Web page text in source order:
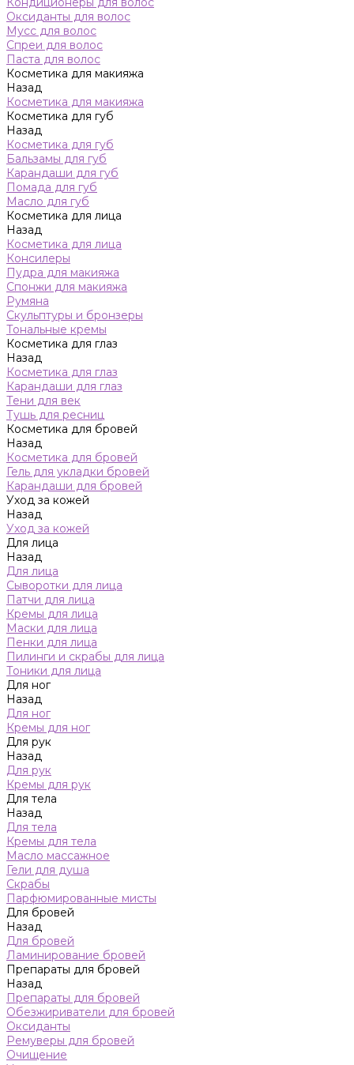
Оксиданты для волос
Мусс для волос
Спреи для волос
Паста для волос
Косметика для макияжа
Назад
Косметика для макияжа
Косметика для губ
Назад
Косметика для губ
Бальзамы для губ
Карандаши для губ
Помада для губ
Масло для губ
Косметика для лица
Назад
Косметика для лица
Консилеры
Пудра для макияжа
Спонжи для макияжа
Румяна
Скульптуры и бронзеры
Тональные кремы
Косметика для глаз
Назад
Косметика для глаз
Карандаши для глаз
Тени для век
Тушь для ресниц
Косметика для бровей
Назад
Косметика для бровей
Гель для укладки бровей
Карандаши для бровей
Уход за кожей
Назад
Уход за кожей
Для лица
Назад
Для лица
Сыворотки для лица
Патчи для лица
Кремы для лица
Маски для лица
Пенки для лица
Пилинги и скрабы для лица
Тоники для лица
Для ног
Назад
Для ног
Кремы для ног
Для рук
Назад
Для рук
Кремы для рук
Для тела
Назад
Для тела
Кремы для тела
Масло массажное
Гели для душа
Скрабы
Парфюмированные мисты
Для бровей
Назад
Для бровей
Ламинирование бровей
Препараты для бровей
Назад
Препараты для бровей
Обезжириватели для бровей
Оксиданты
Ремуверы для бровей
Очищение